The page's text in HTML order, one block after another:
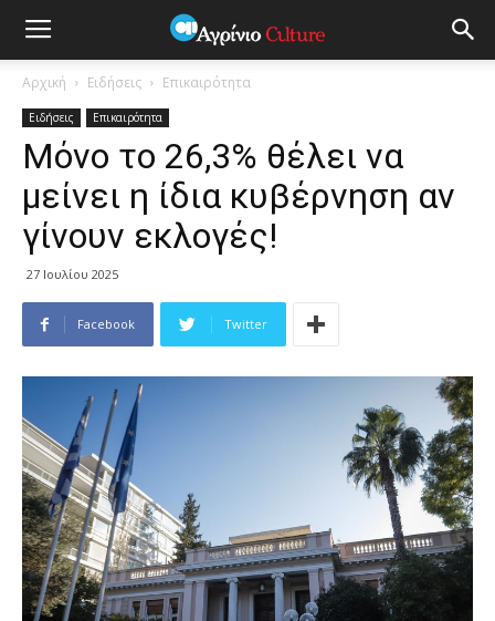
Αρχική Ειδήσεις Επικαιρότητα
Ειδήσεις Επικαιρότητα
Μόνο το 26,3% θέλει να
μείνει η ίδια κυβέρνηση αν
γίνουν εκλογές!
27 Ιουλίου 2025
Facebook Twitter